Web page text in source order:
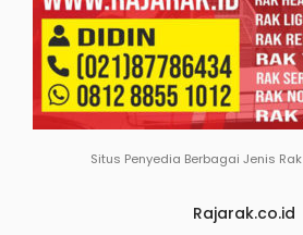
Situs Penyedia Berbagai Jenis Rak
Rajarak.co.id